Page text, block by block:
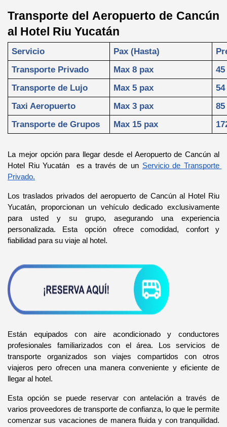
Transporte del Aeropuerto de Cancún
al Hotel Riu Yucatán
Servicio Pax (Hasta)
Transporte Privado
Max 8 pax
45
Transporte de Lujo
Max 5 pax
54
Taxi Aeropuerto
Max 3 pax
85
Transporte de Grupos
Max 15 pax
La mejor opción para llegar desde el Aeropuerto de Cancún al
Hotel Riu Yucatán  es a través de un Servicio de Transporte
Privado.
Los traslados privados del aeropuerto de Cancún al Hotel Riu
Yucatán, proporcionan un vehículo dedicado exclusivamente
para usted y su grupo, asegurando una experiencia
personalizada. Esta opción ofrece comodidad, confort y
fiabilidad para su viaje al hotel.
Están equipados con aire acondicionado y conductores
profesionales familiarizados con el área. Los servicios de
transporte organizados son viajes compartidos con otros
viajeros pero ofrecen una manera conveniente y eficiente de
llegar al hotel.
Esta opción se puede reservar con antelación a través de
varios proveedores de transporte de confianza, lo que le permite
comenzar sus vacaciones de manera fluida y con tranquilidad.